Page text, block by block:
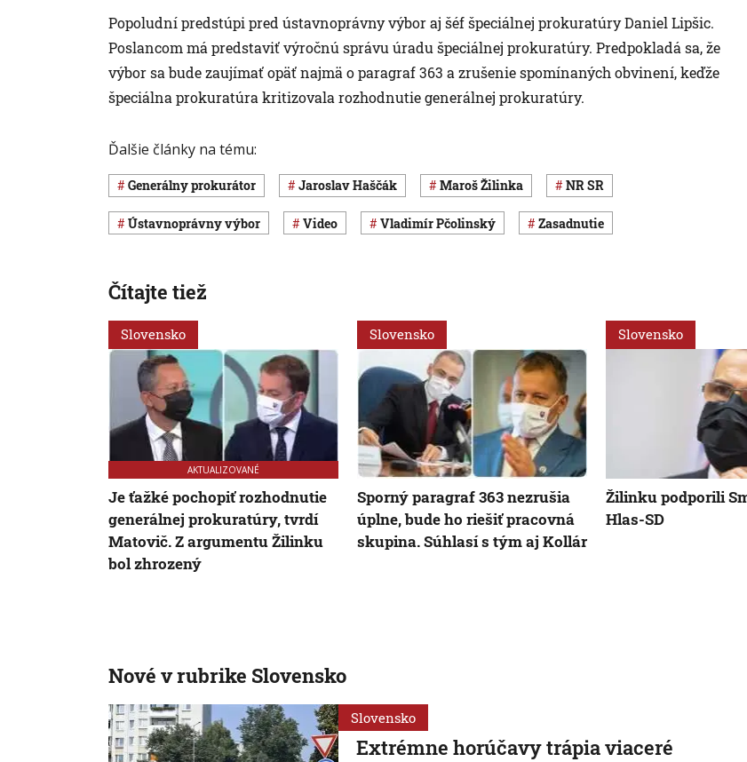
Popoludní predstúpi pred ústavnoprávny výbor aj šéf špeciálnej prokuratúry Daniel Lipšic.
Poslancom má predstaviť výročnú správu úradu špeciálnej prokuratúry. Predpokladá sa, že
výbor sa bude zaujímať opäť najmä o paragraf 363 a zrušenie spomínaných obvinení, keďže
špeciálna prokuratúra kritizovala rozhodnutie generálnej prokuratúry.
Ďalšie články na tému:
generálny prokurátor Jaroslav Haščák Maroš Žilinka NR SR
ústavnoprávny výbor Video Vladimír Pčolinský zasadnutie
Čítajte tiež
Slovensko
AKTUALIZOVANÉ
Je ťažké pochopiť rozhodnutie
generálnej prokuratúry, tvrdí
Matovič. Z argumentu Žilinku
bol zhrozený
Slovensko
Sporný paragraf 363 nezrušia
úplne, bude ho riešiť pracovná
skupina. Súhlasí s tým aj Kollár
Slovensko
Žilinku podporili
Hlas-SD
Nové v rubrike Slovensko
Slovensko
Extrémne horúčavy trápia viaceré